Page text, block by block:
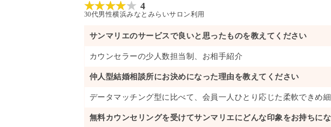
4
30代男性横浜みなとみらいサロン利用
サンマリエのサービスで良いと思ったものを教えてください
カウンセラーの少人数担当制 お相手紹介
仲人型結婚相談所にお決めになった理由を教えてください
データマッチング型に比べて、会員一人ひとり応じた柔軟できめ
無料カウンセリングを受けてサンマリエにどんな印象をお持ちに